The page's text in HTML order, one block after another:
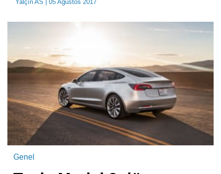
Yalçın AS | 05 Ağustos 2017
Genel